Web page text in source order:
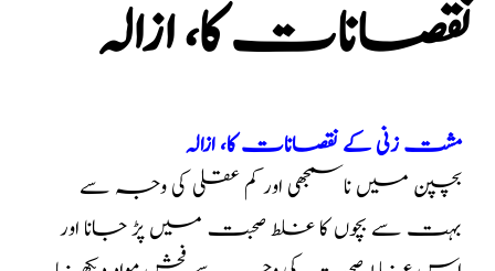
نقصانات کا، ازالہ
مشت زنی کے نقصانات کا، ازالہ
بچپن میں ناسمجھی اور کم عقلی کی وجہ سے
بہت سے بچوں کا غلط صحبت میں پڑ جانا اور